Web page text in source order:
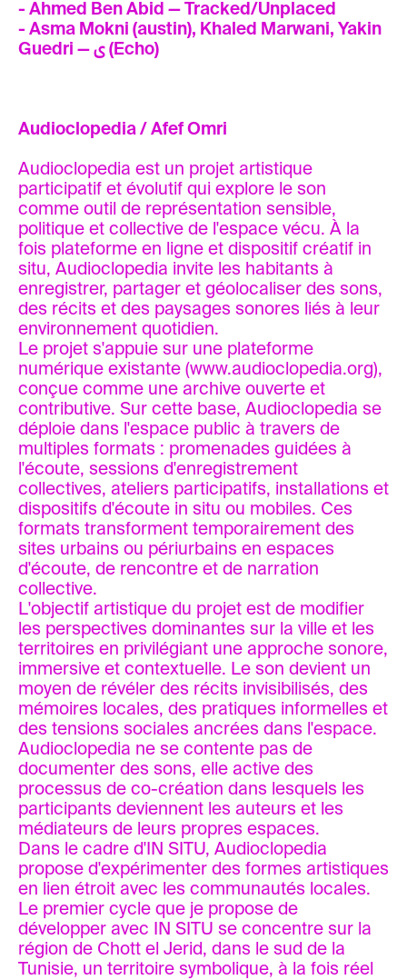
- Ahmed Ben Abid — Tracked/Unplaced
- Asma Mokni (austin), Khaled Marwani, Yakin
Guedri — ى (Echo)
Audioclopedia / Afef Omri
Audioclopedia est un projet artistique
participatif et évolutif qui explore le son
comme outil de représentation sensible,
politique et collective de l'espace vécu. À la
fois plateforme en ligne et dispositif créatif in
situ, Audioclopedia invite les habitants à
enregistrer, partager et géolocaliser des sons,
des récits et des paysages sonores liés à leur
environnement quotidien.
Le projet s'appuie sur une plateforme
numérique existante (www.audioclopedia.org),
conçue comme une archive ouverte et
contributive. Sur cette base, Audioclopedia se
déploie dans l'espace public à travers de
multiples formats : promenades guidées à
l'écoute, sessions d'enregistrement
collectives, ateliers participatifs, installations et
dispositifs d'écoute in situ ou mobiles. Ces
formats transforment temporairement des
sites urbains ou périurbains en espaces
d'écoute, de rencontre et de narration
collective.
L'objectif artistique du projet est de modifier
les perspectives dominantes sur la ville et les
territoires en privilégiant une approche sonore,
immersive et contextuelle. Le son devient un
moyen de révéler des récits invisibilisés, des
mémoires locales, des pratiques informelles et
des tensions sociales ancrées dans l'espace.
Audioclopedia ne se contente pas de
documenter des sons, elle active des
processus de co-création dans lesquels les
participants deviennent les auteurs et les
médiateurs de leurs propres espaces.
Dans le cadre d'IN SITU, Audioclopedia
propose d'expérimenter des formes artistiques
en lien étroit avec les communautés locales.
Le premier cycle que je propose de
développer avec IN SITU se concentre sur la
région de Chott el Jerid, dans le sud de la
Tunisie, un territoire symbolique, à la fois réel